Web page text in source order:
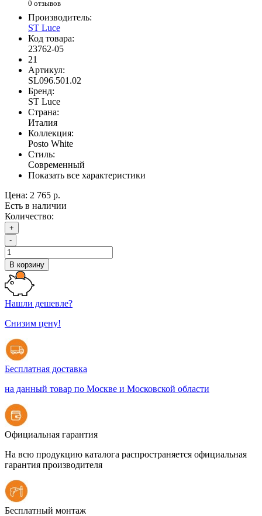
0 отзывов
Производитель:
ST Luce
Код товара:
23762-05
21
Артикул:
SL096.501.02
Бренд:
ST Luce
Страна:
Италия
Коллекция:
Posto White
Стиль:
Современный
Показать все характеристики
Цена: 2 765 р.
Есть в наличии
Количество:
+
-
В корзину
Нашли дешевле?
Снизим цену!
Бесплатная доставка
на данный товар по Москве и Московской области
Официальная гарантия
На всю продукцию каталога распространяется официальная
гарантия производителя
Бесплатный монтаж